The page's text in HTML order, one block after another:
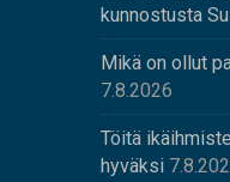
kunnostusta
Mikä on ollut
7.8.2026
Töitä
hyväksi